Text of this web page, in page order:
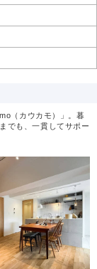
（カウカモ）」。暮
でも、一貫してサポー